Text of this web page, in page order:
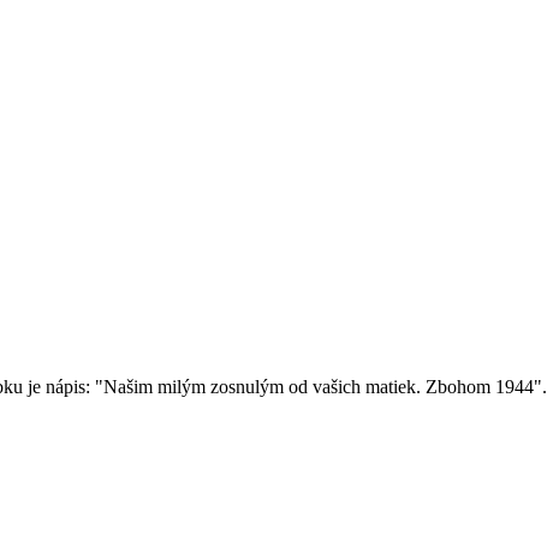
je nápis: "Našim milým zosnulým od vašich matiek. Zbohom 1944".